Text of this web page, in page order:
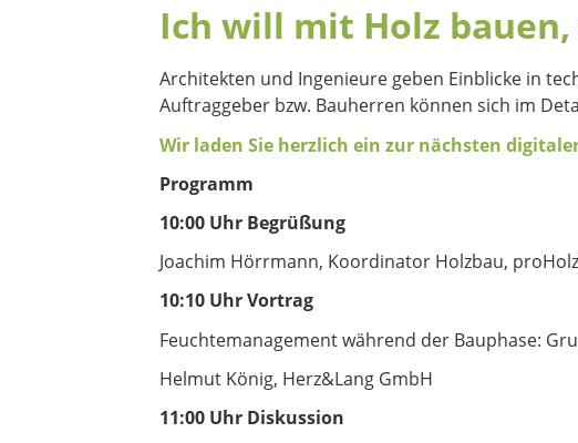
Ich will mit Holz bauen,
Architekten und Ingenieure geben Einblicke in
Auftraggeber bzw. Bauherren können sich im
Wir laden Sie herzlich ein zur nächsten
Programm
10:00 Uhr Begrüßung
Joachim Hörrmann, Koordinator Holzbau,
10:10 UhrVortrag
Feuchtemanagement während der Bauphase:
Helmut König, Herz&Lang GmbH
11:00 Uhr Diskussion